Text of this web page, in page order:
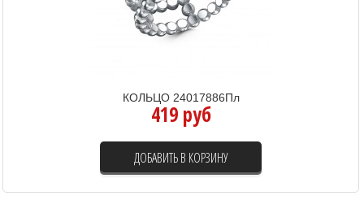
КОЛЬЦО 24017886Пл
419 руб
ДОБАВИТЬ В КОРЗИНУ